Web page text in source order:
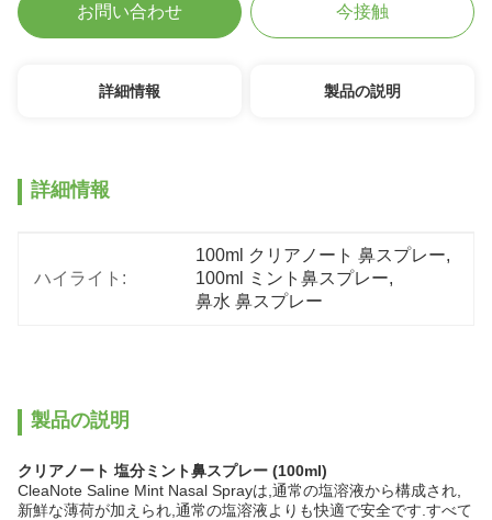
お問い合わせ 今接触
詳細情報 製品の説明
詳細情報
ハイライト:
100ml クリアノート 鼻スプレー,
100ml ミント鼻スプレー,
鼻水 鼻スプレー
製品の説明
クリアノート 塩分ミント鼻スプレー (100ml)
CleaNote Saline Mint Nasal Sprayは,通常の塩溶液から構成され,
新鮮な薄荷が加えられ,通常の塩溶液よりも快適で安全です.すべて